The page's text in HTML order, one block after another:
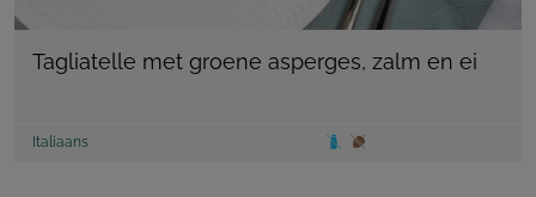
Tagliatelle met groene asperges, zalm en ei
Italiaans